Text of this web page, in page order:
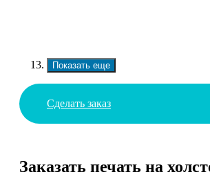
Показать еще
Сделать заказ
Заказать печать на